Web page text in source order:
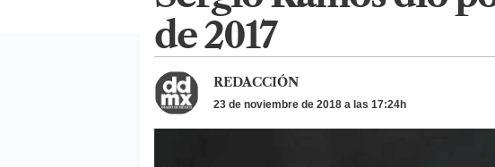
de 2017
REDACCIÓN
23 de noviembre de 2018 a las 17:24h